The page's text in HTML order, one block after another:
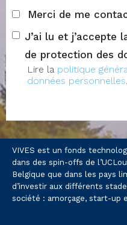
Merci de me
J’ai lu et j’accepte
de protection des
Lire la politique
données personnelles.
VIVES est un fonds
dans des spin-offs de
Belgique que dans les pays
d’investir aux différents
société : amorçage, start-up